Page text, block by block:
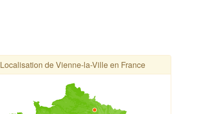
Localisation de Vienne-la-Ville en France